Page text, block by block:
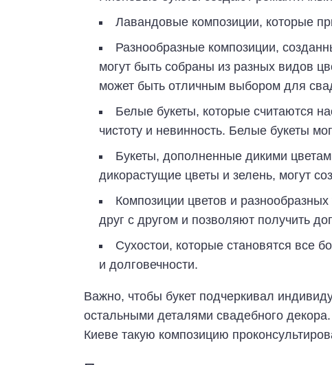
Лавандовые композиции, которые
Разнообразные композиции,
могут быть собраны из разных видов
может быть отличным выбором для
Белые букеты, которые считаются
чистоту и невинность. Белые букеты
Букеты, дополненные дикими
дикорастущие цветы и зелень, могут
Композиции цветов и
друг с другом и позволяют получить
Сухостои, которые становятся все
и долговечности.
Важно, чтобы букет подчеркивал
остальными деталями свадебного
Киеве такую композицию